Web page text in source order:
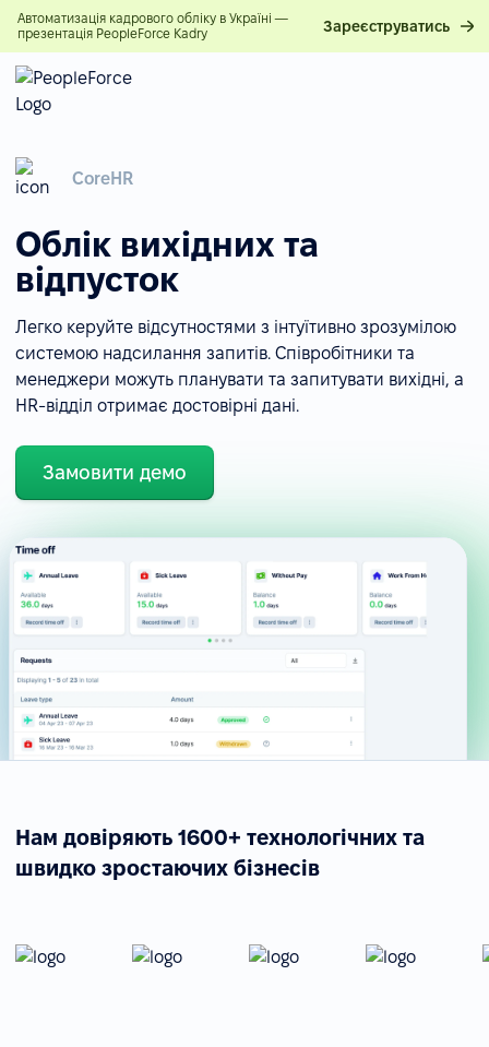
Автоматизація кадрового обліку в Україні —
презентація PeopleForce Kadry
Зареєструватись
CoreHR
Облік вихідних та
відпусток
Легко керуйте відсутностями з інтуїтивно зрозумілою
системою надсилання запитів. Співробітники та
менеджери можуть планувати та запитувати вихідні, а
HR-відділ отримає достовірні дані.
Замовити демо
Нам довіряють 1600+ технологічних та
швидко зростаючих бізнесів